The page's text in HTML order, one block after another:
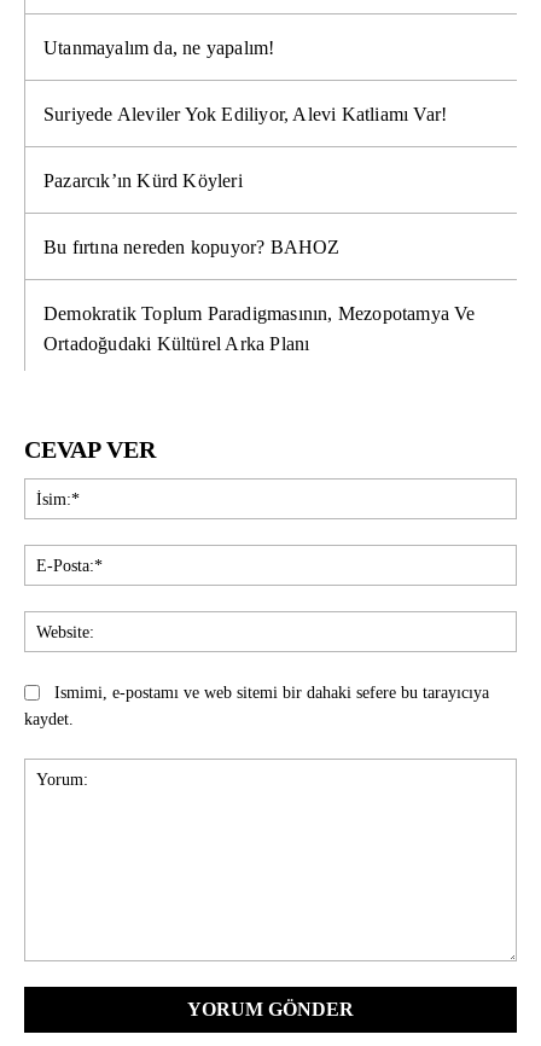
Utanmayalım da, ne yapalım!
Suriyede Aleviler Yok Ediliyor, Alevi Katliamı Var!
Pazarcık’ın Kürd Köyleri
Bu fırtına nereden kopuyor? BAHOZ
Demokratik Toplum Paradigmasının, Mezopotamya Ve
Ortadoğudaki Kültürel Arka Planı
CEVAP VER
Ismimi, e-postamı ve web sitemi bir dahaki sefere bu tarayıcıya
kaydet.